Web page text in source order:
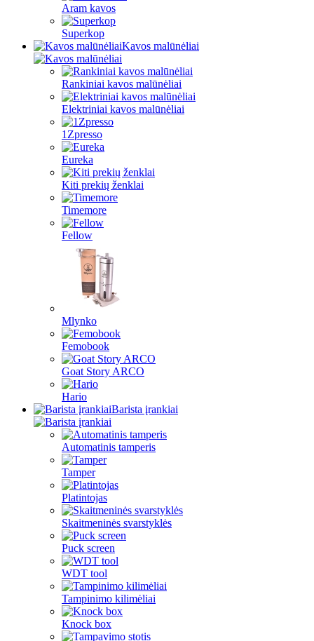
Aram kavos
Superkop
Kavos malūnėliai
Rankiniai kavos malūnėliai
Elektriniai kavos malūnėliai
1Zpresso
Eureka
Kiti prekių ženklai
Timemore
Fellow
Mlynko
Femobook
Goat Story ARCO
Hario
Barista įrankiai
Automatinis tamperis
Tamper
Platintojas
Skaitmeninės svarstyklės
Puck screen
WDT tool
Tampinimo kilimėliai
Knock box